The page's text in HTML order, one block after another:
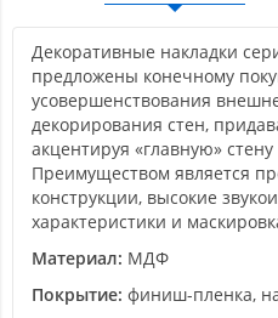
Декоративные накладки
предложены конечному
усовершенствования
декорирования стен,
акцентируя «главную»
Преимуществом является
конструкции, высокие
характеристики и
Материал: МДФ
Покрытие: финиш-пленка,